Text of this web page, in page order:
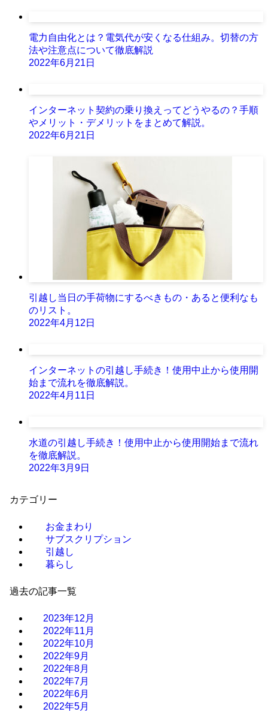
電力自由化とは？電気代が安くなる仕組み。切替の方
法や注意点について徹底解説
2022年6月21日
インターネット契約の乗り換えってどうやるの？手順
やメリット・デメリットをまとめて解説。
2022年6月21日
引越し当日の手荷物にするべきもの・あると便利なも
のリスト。
2022年4月12日
インターネットの引越し手続き！使用中止から使用開
始まで流れを徹底解説。
2022年4月11日
水道の引越し手続き！使用中止から使用開始まで流れ
を徹底解説。
2022年3月9日
カテゴリー
お金まわり
サブスクリプション
引越し
暮らし
過去の記事一覧
2023年12月
2022年11月
2022年10月
2022年9月
2022年8月
2022年7月
2022年6月
2022年5月